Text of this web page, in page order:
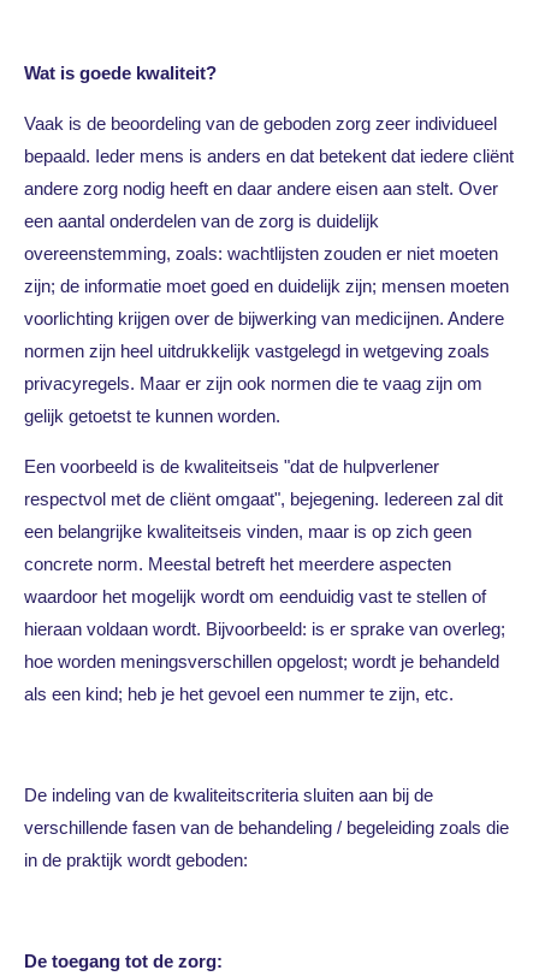
Wat is goede kwaliteit?
Vaak is de beoordeling van de geboden zorg zeer individueel
bepaald. Ieder mens is anders en dat betekent dat iedere cliënt
andere zorg nodig heeft en daar andere eisen aan stelt. Over
een aantal onderdelen van de zorg is duidelijk
overeenstemming, zoals: wachtlijsten zouden er niet moeten
zijn; de informatie moet goed en duidelijk zijn; mensen moeten
voorlichting krijgen over de bijwerking van medicijnen. Andere
normen zijn heel uitdrukkelijk vastgelegd in wetgeving zoals
privacyregels. Maar er zijn ook normen die te vaag zijn om
gelijk getoetst te kunnen worden.
Een voorbeeld is de kwaliteitseis "dat de hulpverlener
respectvol met de cliënt omgaat", bejegening. Iedereen zal dit
een belangrijke kwaliteitseis vinden, maar is op zich geen
concrete norm. Meestal betreft het meerdere aspecten
waardoor het mogelijk wordt om eenduidig vast te stellen of
hieraan voldaan wordt. Bijvoorbeeld: is er sprake van overleg;
hoe worden meningsverschillen opgelost; wordt je behandeld
als een kind; heb je het gevoel een nummer te zijn, etc.
De indeling van de kwaliteitscriteria sluiten aan bij de
verschillende fasen van de behandeling / begeleiding zoals die
in de praktijk wordt geboden:
De toegang tot de zorg: